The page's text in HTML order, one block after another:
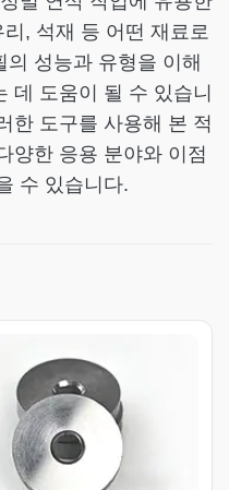
, 석재 등 어떤 재료로
성능과 유형을 이해
데 도움이 될 수 있습니
한 도구를 사용해 본 적
양한 응용 분야와 이점
수 있습니다.